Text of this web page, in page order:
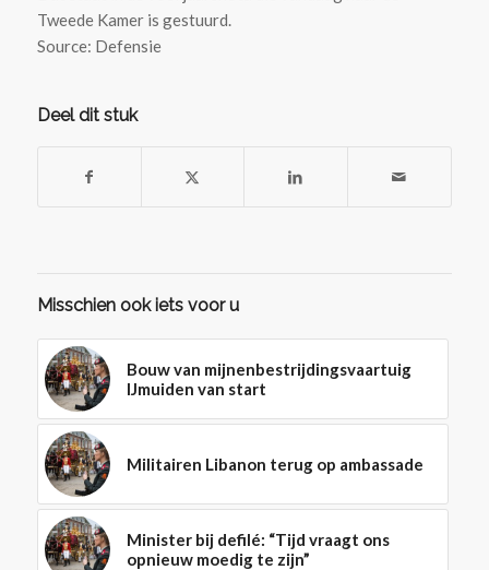
Tweede Kamer is gestuurd.
Source: Defensie
Deel dit stuk
Misschien ook iets voor u
Bouw van mijnenbestrijdingsvaartuig
IJmuiden van start
Militairen Libanon terug op ambassade
Minister bij defilé: “Tijd vraagt ons
opnieuw moedig te zijn”